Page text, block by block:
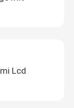
Lcd